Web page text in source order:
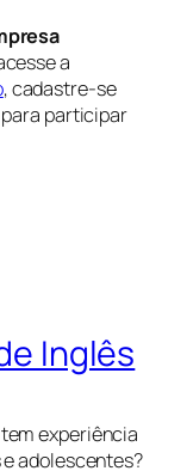
a
, cadastre-se
participar
Inglês
experiência
adolescentes?